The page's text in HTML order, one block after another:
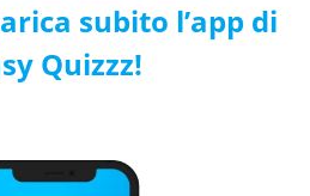
subito l’app di
Quizzz!